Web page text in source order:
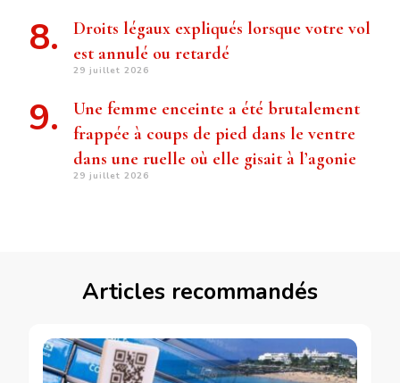
Droits légaux expliqués lorsque votre vol
est annulé ou retardé
29 juillet 2026
Une femme enceinte a été brutalement
frappée à coups de pied dans le ventre
dans une ruelle où elle gisait à l’agonie
29 juillet 2026
Articles recommandés